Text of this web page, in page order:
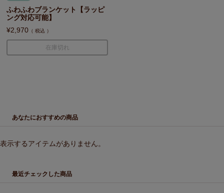
ふわふわブランケット【ラッピ
ング対応可能】
¥2,970 税込
在庫切れ
あなたにおすすめの商品
表示するアイテムがありません。
最近チェックした商品